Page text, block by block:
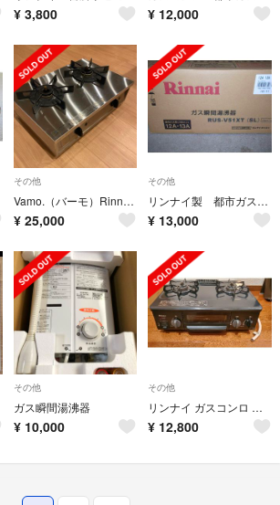
¥ 3,800 ¥ 12,000
その他
Vamo.（バーモ）Rinnaiステレンスコンロ
¥ 25,000
その他
リンナイ製 都市ガス用 元止め式ガス瞬間湯沸かし器 RUS-V51XT
¥ 13,000
その他
ガス瞬間湯沸器
¥ 10,000
その他
リンナイ ガスコンロ ガステーブル 都市ガス用
¥ 12,800